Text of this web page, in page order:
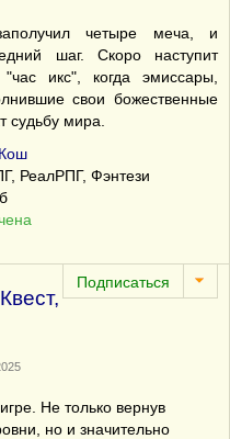
четыре меча, и
шаг. Скоро наступит
"час икс", когда эмиссары,
свои божественные
судьбу мира.
РеалРПГ, Фэнтези
Не только вернув
но и значительно